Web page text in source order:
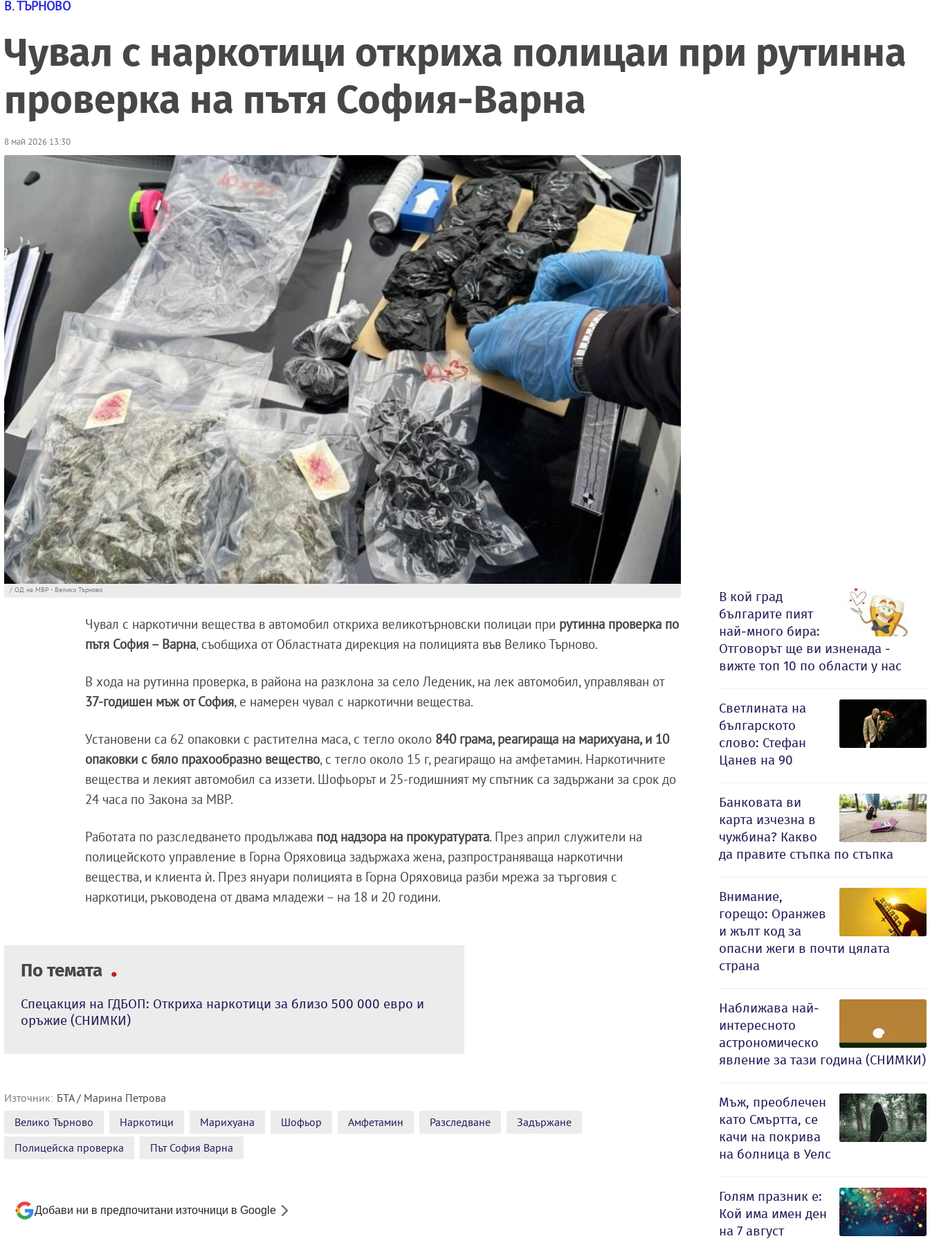
В. ТЪРНОВО
Чувал с наркотици откриха полицаи при рутинна
проверка на пътя София-Варна
8 май 2026 13:30
/ ОД на МВР - Велико Търново
Чувал с наркотични вещества в автомобил откриха великотърновски полицаи при рутинна проверка по
пътя София – Варна, съобщиха от Областната дирекция на полицията във Велико Търново.
В хода на рутинна проверка, в района на разклона за село Леденик, на лек автомобил, управляван от
37-годишен мъж от София, е намерен чувал с наркотични вещества.
Установени са 62 опаковки с растителна маса, с тегло около 840 грама, реагираща на марихуана, и 10
опаковки с бяло прахообразно вещество, с тегло около 15 г, реагиращо на амфетамин. Наркотичните
вещества и лекият автомобил са иззети. Шофьорът и 25-годишният му спътник са задържани за срок до
24 часа по Закона за МВР.
Работата по разследването продължава под надзора на прокуратурата. През април служители на
полицейското управление в Горна Оряховица задържаха жена, разпространяваща наркотични
вещества, и клиента ѝ. През януари полицията в Горна Оряховица разби мрежа за търговия с
наркотици, ръководена от двама младежи – на 18 и 20 години.
По темата
Спецакция на ГДБОП: Откриха наркотици за близо 500 000 евро и
оръжие (СНИМКИ)
Източник: БТА / Марина Петрова
Велико Търново
Наркотици Марихуана Шофьор Амфетамин Разследване
Задържане
Полицейска проверка
Път София Варна
Добави ни в предпочитани източници в Google
В кой град
българите пият
най-много бира:
Отговорът ще ви изненада -
вижте топ 10 по области у нас
Светлината на
българското
слово: Стефан
Цанев на 90
Банковата ви
карта изчезна в
чужбина? Какво
да правите стъпка по стъпка
Внимание,
горещо: Оранжев
и жълт код за
опасни жеги в почти цялата
страна
Наближава най-
интересното
астрономическо
явление за тази година (СНИМКИ)
Мъж, преоблечен
като Смъртта, се
качи на покрива
на болница в Уелс
Голям празник е:
Кой има имен ден
на 7 август